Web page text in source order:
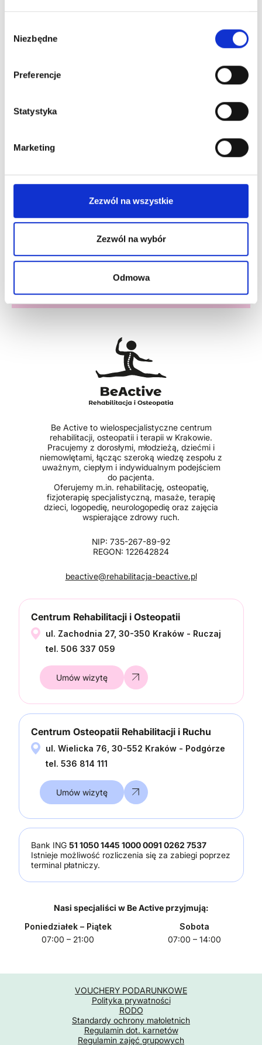
zgody
Niezbędne
Preferencje
Statystyka
Marketing
Zezwól na wszystkie
Zezwól na wybór
Odmowa
mgr Maria Lenart-Korczyk
Osteopata - Ból kręgosłupa, stawów
Lokalizacja: Zachodnia 27Lokalizacja: Wielicka 76
Be Active to wielospecjalistyczne centrum
rehabilitacji, osteopatii i terapii w Krakowie.
Pracujemy z dorosłymi, młodzieżą, dziećmi i
niemowlętami, łącząc szeroką wiedzę zespołu z
uważnym, ciepłym i indywidualnym podejściem
do pacjenta.
Oferujemy m.in. rehabilitację, osteopatię,
fizjoterapię specjalistyczną, masaże, terapię
dzieci, logopedię, neurologopedię oraz zajęcia
wspierające zdrowy ruch.
NIP: 735-267-89-92
REGON: 122642824
beactive@rehabilitacja-beactive.pl
Centrum Rehabilitacji i Osteopatii
ul. Zachodnia 27, 30-350 Kraków - Ruczaj
tel. 506 337 059
Umów wizytę
Centrum Osteopatii Rehabilitacji i Ruchu
ul. Wielicka 76, 30-552 Kraków - Podgórze
tel. 536 814 111
Umów wizytę
Bank ING 51 1050 1445 1000 0091 0262 7537
Istnieje możliwość rozliczenia się za zabiegi poprzez
terminal płatniczy.
Nasi specjaliści w Be Active przyjmują:
Poniedziałek – Piątek
07:00 – 21:00
Sobota
07:00 – 14:00
VOUCHERY PODARUNKOWE
Polityka prywatności
RODO
Standardy ochrony małoletnich
Regulamin dot. karnetów
Regulamin zajęć grupowych